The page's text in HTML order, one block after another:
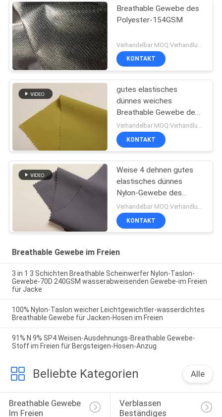
Breathable Gewebe des
Polyester-154GSM
KONTAKT
gutes elastisches
dünnes weiches
Breathable Gewebe des
Nylonspandex-70D
Verhandelbar MOQ:Verhandlung
KONTAKT
Weise 4 dehnen gutes
elastisches dünnes
Nylon-Gewebe des
Spandex-40d aus
Verhandelbar MOQ:Verhandlung
KONTAKT
Breathable Gewebe im Freien
3 in 1 3 Schichten Breathable Scheinwerfer Nylon-Taslon-
Gewebe-70D 240GSM wasserabweisenden Gewebe-im Freien
für Jacke
100% Nylon-Taslon weicher Leichtgewichtler-wasserdichtes
Breathable Gewebe für Jacken-Hosen im Freien
91% N 9% SP4 Weisen-Ausdehnungs-Breathable Gewebe-
Stoff im Freien für Bergsteigen-Hosen-Anzug
Beliebte Kategorien Alle
Breathable Gewebe
Im Freien
Verblassen
Beständiges